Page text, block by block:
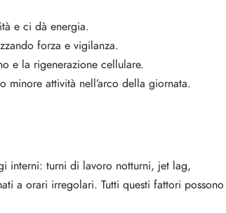
e ci dà energia.
forza e vigilanza.
e la rigenerazione cellulare.
minore attività nell’arco della giornata.
interni: turni di lavoro notturni, jet lag,
a orari irregolari. Tutti questi fattori possono